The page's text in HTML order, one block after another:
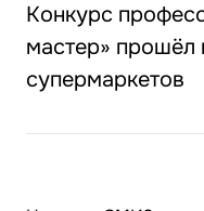
Конкурс
мастер» прошёл
супермаркетов